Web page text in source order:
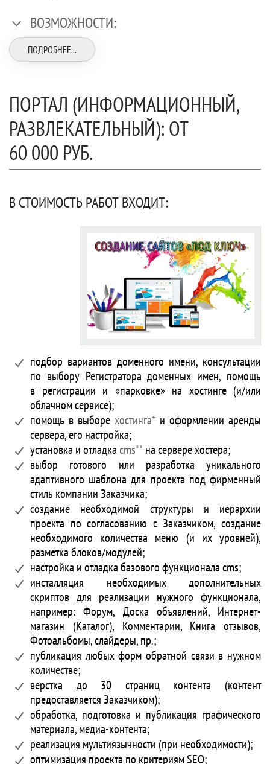
ВОЗМОЖНОСТИ:
ПОДРОБНЕЕ...
ПОРТАЛ (ИНФОРМАЦИОННЫЙ,
РАЗВЛЕКАТЕЛЬНЫЙ): ОТ
60 000 РУБ.
В СТОИМОСТЬ РАБОТ ВХОДИТ:
подбор вариантов доменного имени, консультации
по выбору Регистратора доменных имен, помощь
в регистрации и «парковке» на хостинге (и/или
облачном сервисе);
помощь в выборе хостинга* и оформлении аренды
сервера, его настройка;
установка и отладкаcms**на сервере хостера;
выбор готового или разработка уникального
адаптивного шаблона для проекта под фирменный
стиль компании Заказчика;
создание необходимой структуры и иерархии
проекта по согласованию с Заказчиком, создание
необходимого количества меню (и их уровней),
разметка блоков/модулей;
настройка и отладка базового функционала cms;
инсталляция необходимых дополнительных
скриптов для реализации нужного функционала,
например: Форум, Доска объявлений, Интернет-
магазин (Каталог), Комментарии, Книга отзывов,
Фотоальбомы, слайдеры, пр.;
публикация любых форм обратной связи в нужном
количестве;
верстка до 30 страниц контента (контент
предоставляется Заказчиком);
обработка, подготовка и публикация графического
материала, медиа-контента;
реализация мультиязычности (при необходимости);
оптимизация проекта по критериям SEO;